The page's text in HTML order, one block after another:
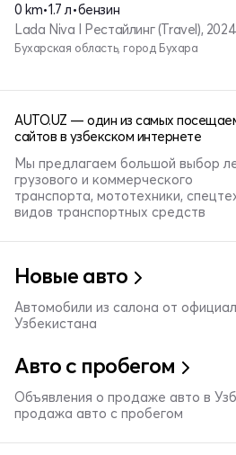
0 km•1.7 л•бензин
Lada Niva I Рестайлинг (Travel), 2024
Бухарская область, город Бухара
AUTO.UZ — один из самых
сайтов в узбекском интернете
Мы предлагаем большой выбор
грузового и коммерческого
транспорта, мототехники,
видов транспортных средств
Новые авто
Автомобили из салона от
Узбекистана
Авто с пробегом
Объявления о продаже авто в
продажа авто с пробегом